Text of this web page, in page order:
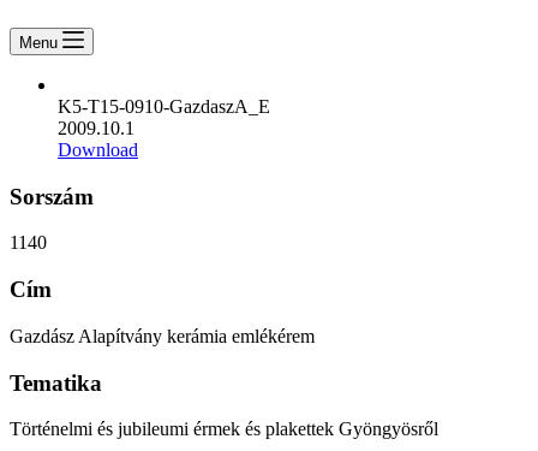
Menu
K5-T15-0910-GazdaszA_E
2009.10.1
Download
Sorszám
1140
Cím
Gazdász Alapítvány kerámia emlékérem
Tematika
Történelmi és jubileumi érmek és plakettek Gyöngyösről